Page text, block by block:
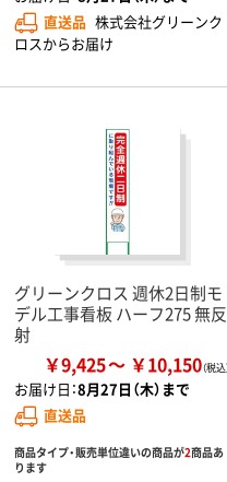
直送品 株式会社グリーンク
ロスからお届け
グリーンクロス 週休2日制モ
デル工事看板 ハーフ275 無反
射
￥9,425 ￥10,150
お届け日：8月27日（木）まで
直送品
商品タイプ・販売単位違いの商品が2商品あ
ります